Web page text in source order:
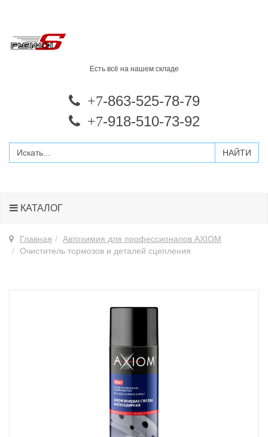
Есть всё на нашем складе
+7-863-525-78-79
+7-918-510-73-92
КАТАЛОГ
Главная
Автохимия для профессионалов AXIOM
Очиститель тормозов и деталей сцепления